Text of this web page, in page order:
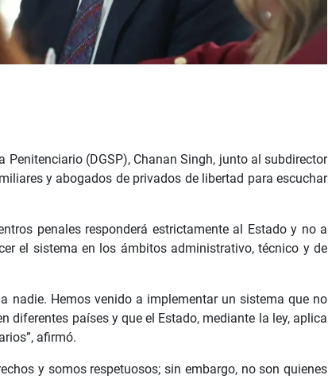
Penitenciario (DGSP), Chanan Singh, junto al subdirector
y abogados de privados de libertad para escuchar
penales responderá estrictamente al Estado y no a
el sistema en los ámbitos administrativo, técnico y de
nadie. Hemos venido a implementar un sistema que no
diferentes países y que el Estado, mediante la ley, aplica
afirmó.
y somos respetuosos; sin embargo, no son quienes